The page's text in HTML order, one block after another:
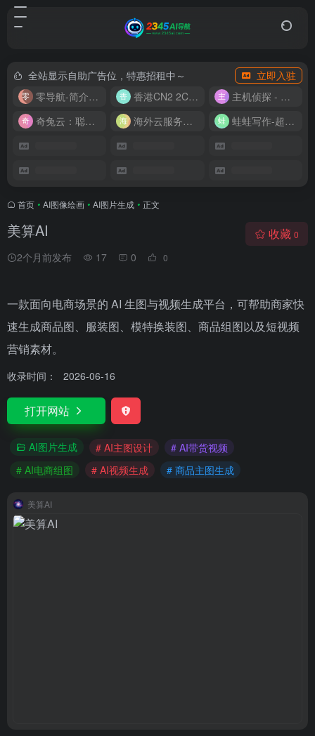
全站显示自助广告位，特惠招租中～
立即入驻
零导航-简介实用的网址导航
香港CN2 2C2G20M 9.9/月
主机侦探 - 少花钱，用好云
奇兔云：聪明人的“省”钱计划！
海外云服务器全网最低价 蛙蛙写作-超级AI智能写作助手
首页 • AI图像绘画 • AI图片生成 • 正文
美算AI
2个月前发布 17 0 0
收藏 0
一款面向电商场景的 AI 生图与视频生成平台，可帮助商家快
速生成商品图、服装图、模特换装图、商品组图以及短视频
营销素材。
收录时间： 2026-06-16
打开网站
AI图片生成 # AI主图设计
# AI带货视频
# AI电商组图
# AI视频生成 # 商品主图生成
美算AI